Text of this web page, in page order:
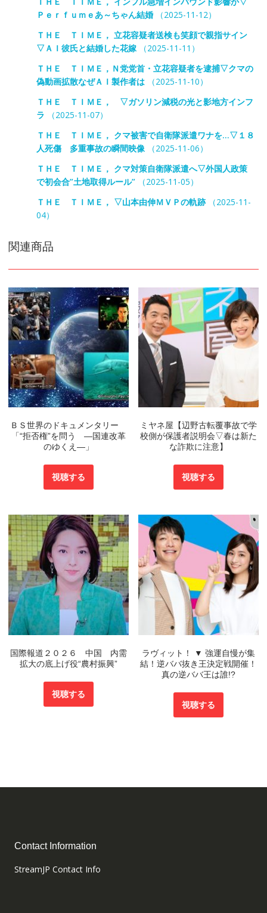
Ｐｅｒｆｕｍｅあ～ちゃん結婚（2025-11-12）
ＴＨＥ ＴＩＭＥ， 立花容疑者送検も笑顔で親指サイン
▽ＡＩ彼氏と結婚した花嫁（2025-11-11）
ＴＨＥ ＴＩＭＥ，Ｎ党党首・立花容疑者を逮捕▽クマの
偽動画拡散なぜＡＩ製作者は（2025-11-10）
ＴＨＥ ＴＩＭＥ， ▽ガソリン減税の光と影地方インフ
ラ （2025-11-07）
ＴＨＥ ＴＩＭＥ， クマ被害で自衛隊派遣ワナを…▽１８
人死傷 多重事故の瞬間映像 （2025-11-06）
ＴＨＥ ＴＩＭＥ， クマ対策自衛隊派遣へ▽外国人政策
で初会合”土地取得ルール”（2025-11-05）
ＴＨＥ ＴＩＭＥ， ▽山本由伸ＭＶＰの軌跡（2025-11-
04）
関連商品
ＢＳ世界のドキュメンタリー
「“拒否権”を問う ―国連改革
のゆくえ―」
視聴する
ミヤネ屋【辺野古転覆事故で学
校側が保護者説明会▽春は新た
な詐欺に注意】
視聴する
国際報道２０２６ 中国 内需
拡大の底上げ役“農村振興”
視聴する
ラヴィット！ ▼ 強運自慢が集
結！逆ババ抜き王決定戦開催！
真の逆ババ王は誰!?
視聴する
Contact Information
StreamJP Contact Info